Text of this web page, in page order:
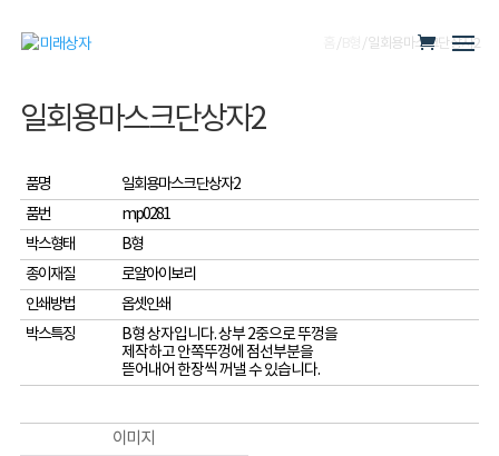
/ / 일회용마스크단상자2
일회용마스크단상자2
품명
일회용마스크 단상자2
품번
mp0281
박스형태
B형
종이재질
로얄아이보리
인쇄방법
옵셋인쇄
박스특징
B형 상자입니다. 상부 2중으로 뚜껑을
제작하고 안쪽뚜껑에 점선부분을
뜯어내어 한장씩 꺼낼 수 있습니다.
이미지